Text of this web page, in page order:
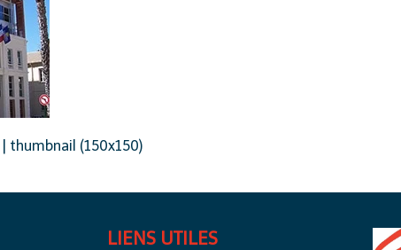
thumbnail (150x150)
LIENS UTILES